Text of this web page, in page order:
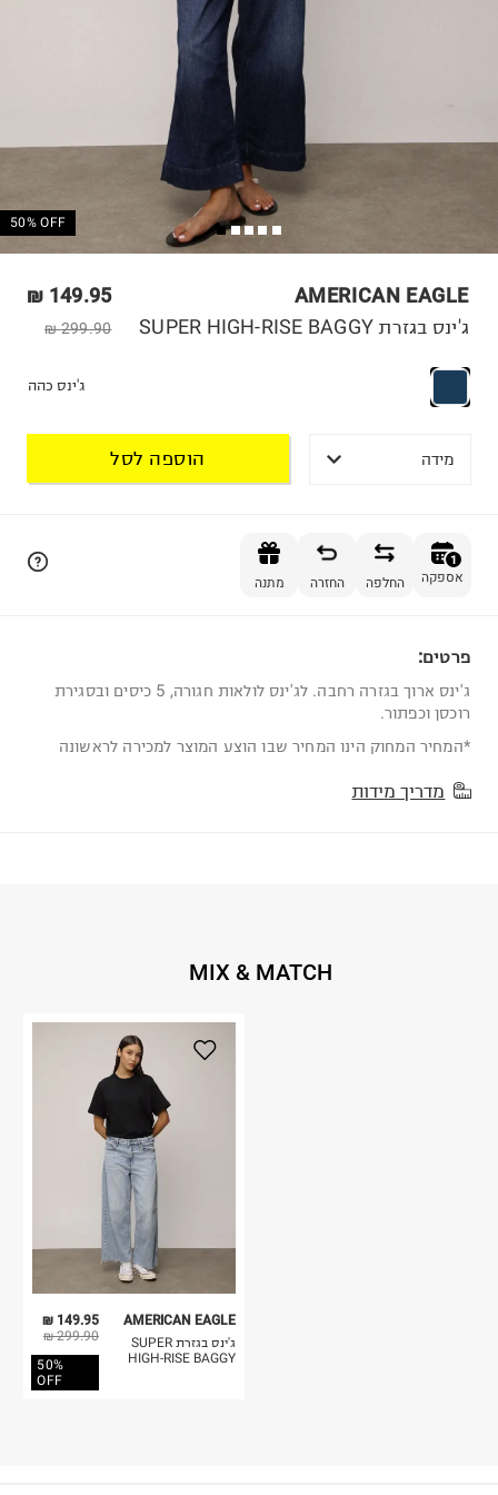
50% OFF
AMERICAN EAGLE
149.95 ₪
299.90 ₪ ג'ינס בגזרת SUPER HIGH-RISE BAGGY
ג'ינס כהה
מידה הוספה לסל
1
אספקה החלפה החזרה מתנה
פרטים:
ג'ינס ארוך בגזרה רחבה. לג'ינס לולאות חגורה, 5 כיסים ובסגירת
רוכסן וכפתור.
*המחיר המחוק הינו המחיר שבו הוצע המוצר למכירה לראשונה
מדריך מידות
MIX & MATCH
149.95 ₪
299.90 ₪
50%
OFF
AMERICAN EAGLE
ג'ינס בגזרת SUPER
HIGH-RISE BAGGY